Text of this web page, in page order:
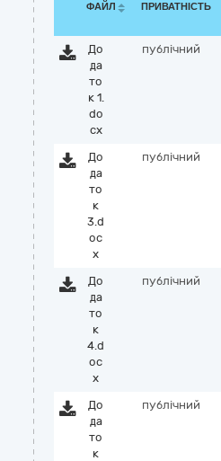
ФАЙЛ ПРИВАТНІСТЬ
До
да
то
к 1.
do
cx
публічний
До
да
то
к
3.d
oc
x
публічний
До
да
то
к
4.d
oc
x
публічний
До
да
то
к
публічний